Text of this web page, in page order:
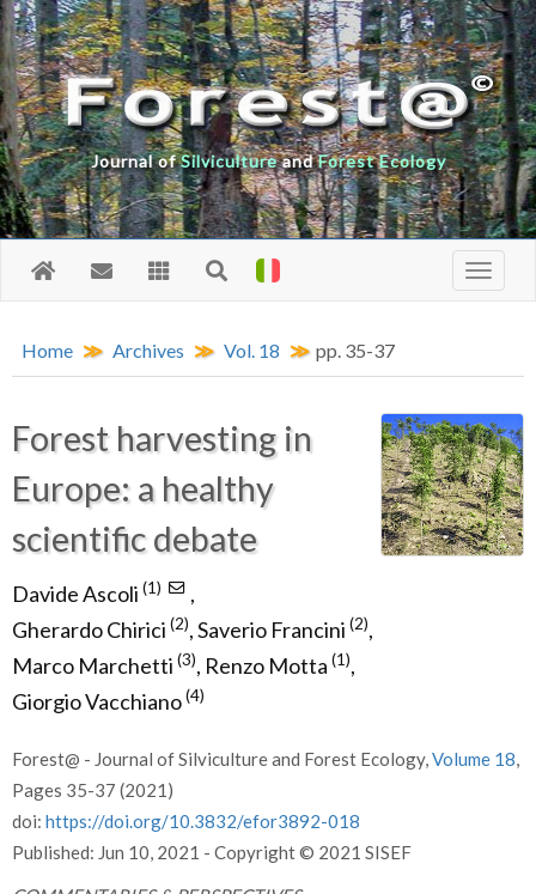
Journal ofSilvicultureandForest Ecology
Home Archives Vol. 18 pp. 35-37
Forest harvesting in
Europe: a healthy
scientific debate
Davide Ascoli (1)
,
Gherardo Chirici (2),Saverio Francini (2),
Marco Marchetti (3), Renzo Motta (1),
Giorgio Vacchiano(4)
Forest@ - Journal of Silviculture and Forest Ecology,Volume 18,
Pages 35-37 (2021)
doi: https://doi.org/10.3832/efor3892-018
Published: Jun 10, 2021 - Copyright © 2021 SISEF